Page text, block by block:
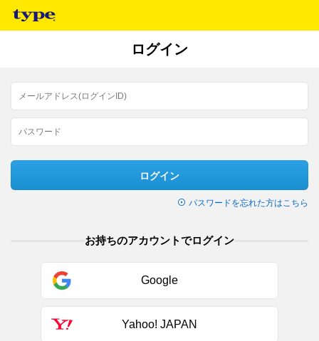
ログイン
ログイン
パスワードを忘れた方はこちら
お持ちのアカウントでログイン
Google
Yahoo! JAPAN